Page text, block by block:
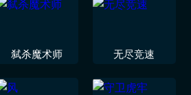
弑杀魔术师 无尽竞速